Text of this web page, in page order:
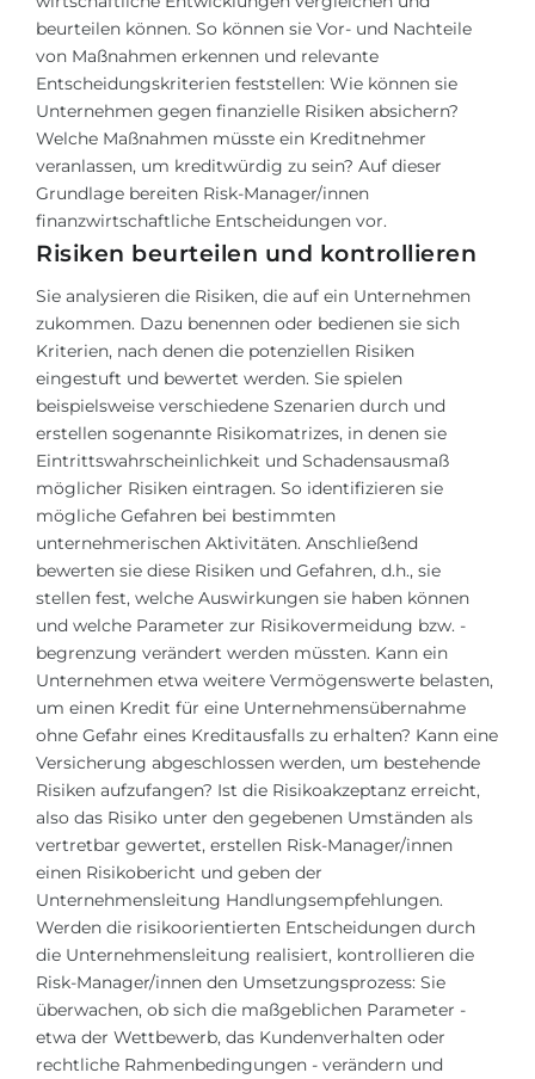
beurteilen können. So können sie Vor- und Nachteile
von Maßnahmen erkennen und relevante
Entscheidungskriterien feststellen: Wie können sie
Unternehmen gegen finanzielle Risiken absichern?
Welche Maßnahmen müsste ein Kreditnehmer
veranlassen, um kreditwürdig zu sein? Auf dieser
Grundlage bereiten Risk-Manager/innen
finanzwirtschaftliche Entscheidungen vor.
Risiken beurteilen und kontrollieren
Sie analysieren die Risiken, die auf ein Unternehmen
zukommen. Dazu benennen oder bedienen sie sich
Kriterien, nach denen die potenziellen Risiken
eingestuft und bewertet werden. Sie spielen
beispielsweise verschiedene Szenarien durch und
erstellen sogenannte Risikomatrizes, in denen sie
Eintrittswahrscheinlichkeit und Schadensausmaß
möglicher Risiken eintragen. So identifizieren sie
mögliche Gefahren bei bestimmten
unternehmerischen Aktivitäten. Anschließend
bewerten sie diese Risiken und Gefahren, d.h., sie
stellen fest, welche Auswirkungen sie haben können
und welche Parameter zur Risikovermeidung bzw. -
begrenzung verändert werden müssten. Kann ein
Unternehmen etwa weitere Vermögenswerte belasten,
um einen Kredit für eine Unternehmensübernahme
ohne Gefahr eines Kreditausfalls zu erhalten? Kann eine
Versicherung abgeschlossen werden, um bestehende
Risiken aufzufangen? Ist die Risikoakzeptanz erreicht,
also das Risiko unter den gegebenen Umständen als
vertretbar gewertet, erstellen Risk-Manager/innen
einen Risikobericht und geben der
Unternehmensleitung Handlungsempfehlungen.
Werden die risikoorientierten Entscheidungen durch
die Unternehmensleitung realisiert, kontrollieren die
Risk-Manager/innen den Umsetzungsprozess: Sie
überwachen, ob sich die maßgeblichen Parameter -
etwa der Wettbewerb, das Kundenverhalten oder
rechtliche Rahmenbedingungen - verändern und